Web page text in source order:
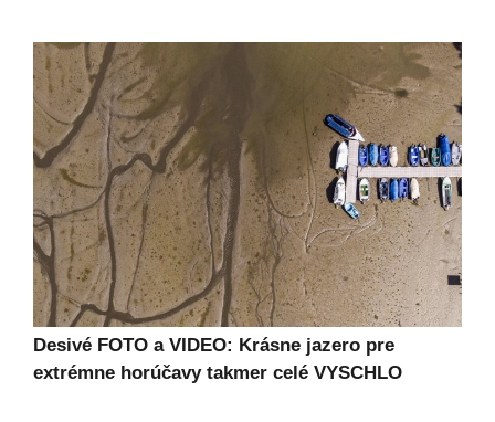
Desivé FOTO a VIDEO: Krásne jazero pre
extrémne horúčavy takmer celé VYSCHLO